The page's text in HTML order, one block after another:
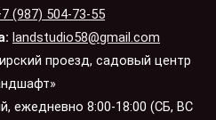
(987) 504-73-55
landstudio58@gmail.com
проезд, садовый центр
ежедневно 8:00-18:00 (СБ, ВС